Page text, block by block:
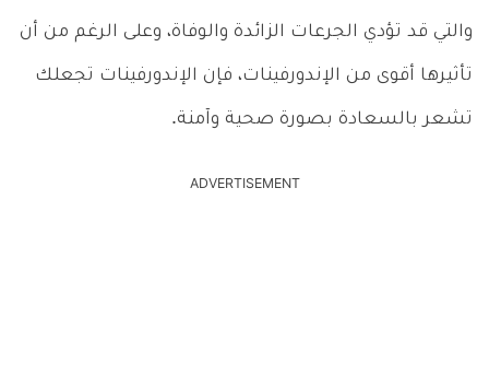
والتي قد تؤدي الجرعات الزائدة والوفاة، وعلى الرغم من أن
تأثيرها أقوى من الإندورفينات، فإن الإندورفينات تجعلك
تشعر بالسعادة بصورة صحية وآمنة.
ADVERTISEMENT